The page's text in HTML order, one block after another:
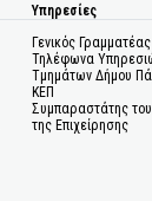
Υπηρεσίες
Γενικός Γραμματέας
Τηλέφωνα
Τμημάτων Δήμου
ΚΕΠ
Συμπαραστάτης
της Επιχείρησης